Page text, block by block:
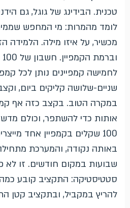
טכנית. הבידינג של גוגל, גם
לומד מהמרות: מי המחפש
מכשיר, על איזו מילה. הלמידה
שניים-שלושה קליקים ביום,
במקרה הטוב. בקצב כזה אף
אותות כדי להשתפר, וכולם
100 שקלים בקמפיין אחד
באותה נקודה, והמערכת
שבועות במקום חודשים. זו לא
סטטיסטיקה: התקציב קובע כמה
להריץ במקביל, ובתקציב קטן